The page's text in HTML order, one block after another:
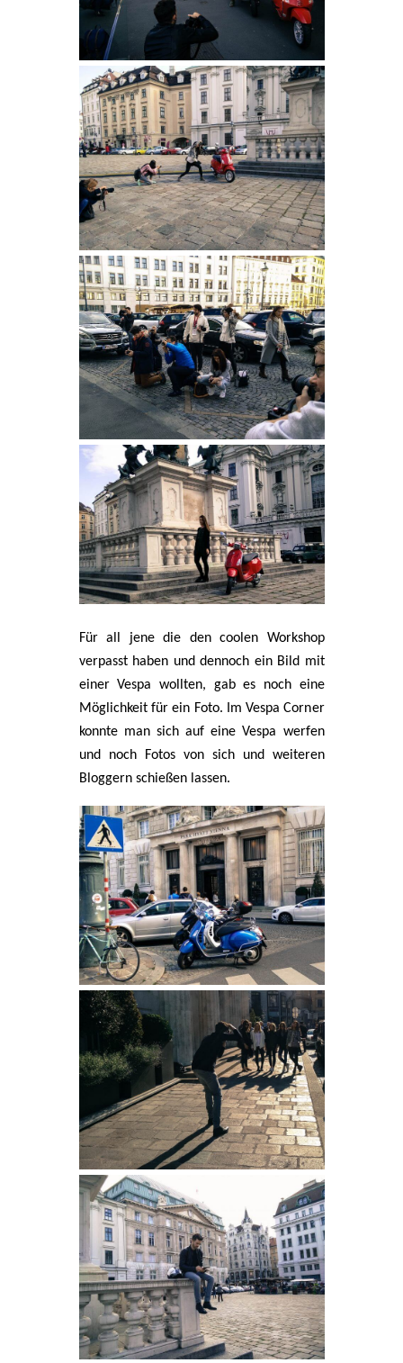
Für all jene die den coolen Workshop
verpasst haben und dennoch ein Bild mit
einer Vespa wollten, gab es noch eine
Möglichkeit für ein Foto. Im Vespa Corner
konnte man sich auf eine Vespa werfen
und noch Fotos von sich und weiteren
Bloggern schießen lassen.